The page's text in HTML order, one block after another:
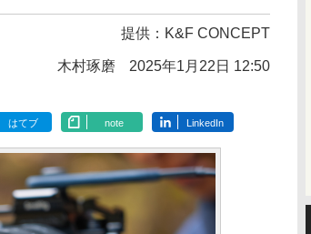
提供： K&F CONCEPT
木村琢磨 2025年1月22日 12:50
はてブ note LinkedIn